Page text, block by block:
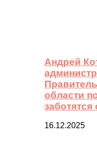
Андрей
области
16.12.2025